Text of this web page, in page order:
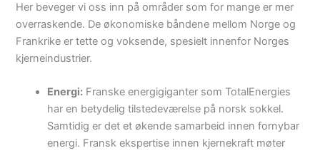
Her beveger vi oss inn på områder som for mange er mer
overraskende. De økonomiske båndene mellom Norge og
Frankrike er tette og voksende, spesielt innenfor Norges
kjerneindustrier.
Energi: Franske energigiganter som TotalEnergies
har en betydelig tilstedeværelse på norsk sokkel.
Samtidig er det et økende samarbeid innen fornybar
energi. Fransk ekspertise innen kjernekraft møter